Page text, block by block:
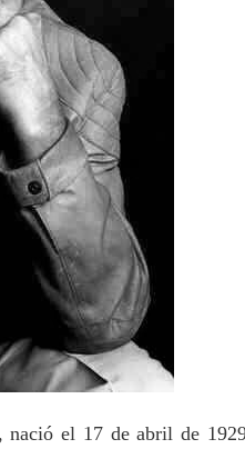
nació el 17 de abril de